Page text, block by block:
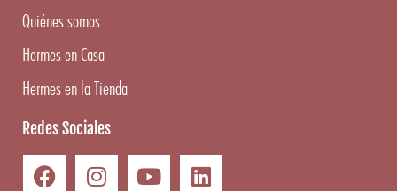
Quiénes somos
Hermes en Casa
Hermes en la Tienda
Redes Sociales